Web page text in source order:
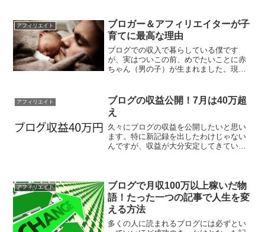
アフィリエイト
ブロガー＆アフィリエイターが子
育てに最高な理由
ブログでの収入で暮らしている僕です
が、実はついこの前、めでたいことに赤
ちゃん（男の子）が生まれました。現在
置いたまま書いています。いろんな職業
がある中、特にブロガー＆ア...
アフィリエイト
ブログの収益公開！7月は40万超
え
久々にブログの収益を公開したいと思い
ます。特に新記録を出したわけじゃない
んですが、収益が大分安定してきていま
アフィリエイト
ブログで月収100万以上稼いだ物
語！たった一つの記事で人生を変
える方法
多くの人に読まれるブログには必ずとい